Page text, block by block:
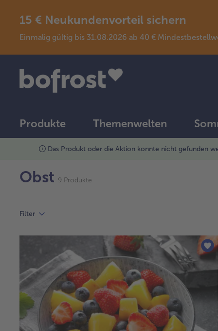
15 € Neukundenvorteil sichern
Einmalig gültig bis 31.08.2026 ab 40 €
Produkte Themenwelten
Produkte
Obst 9 Produkte
Filter
Das Produkt oder die Aktion konnte nicht gefunden